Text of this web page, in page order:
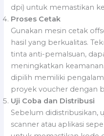
dpi) untuk memastikan
Proses Cetak
Gunakan mesin cetak
hasil yang berkualitas.
tinta anti-pemalsuan,
meningkatkan
dipilih memiliki
proyek voucher dengan
Uji Coba dan Distribusi
Sebelum didistribusikan,
scanner atau aplikasi